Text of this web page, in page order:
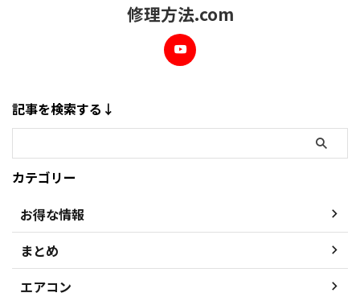
修理方法.com
記事を検索する↓
カテゴリー
お得な情報
まとめ
エアコン